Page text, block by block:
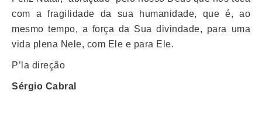
com a fragilidade da sua humanidade, que é, ao
mesmo tempo, a força da Sua divindade, para uma
vida plena Nele, com Ele e para Ele.
P’la direção
Sérgio Cabral